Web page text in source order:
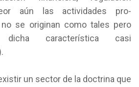
aún las actividades pro-
se originan como tales pero
característica casi
un sector de la doctrina que